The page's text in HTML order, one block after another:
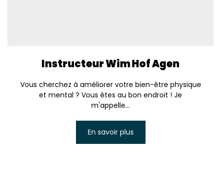
Instructeur Wim Hof Agen
Vous cherchez à améliorer votre bien-être physique
et mental ? Vous êtes au bon endroit ! Je
m'appelle...
En savoir plus